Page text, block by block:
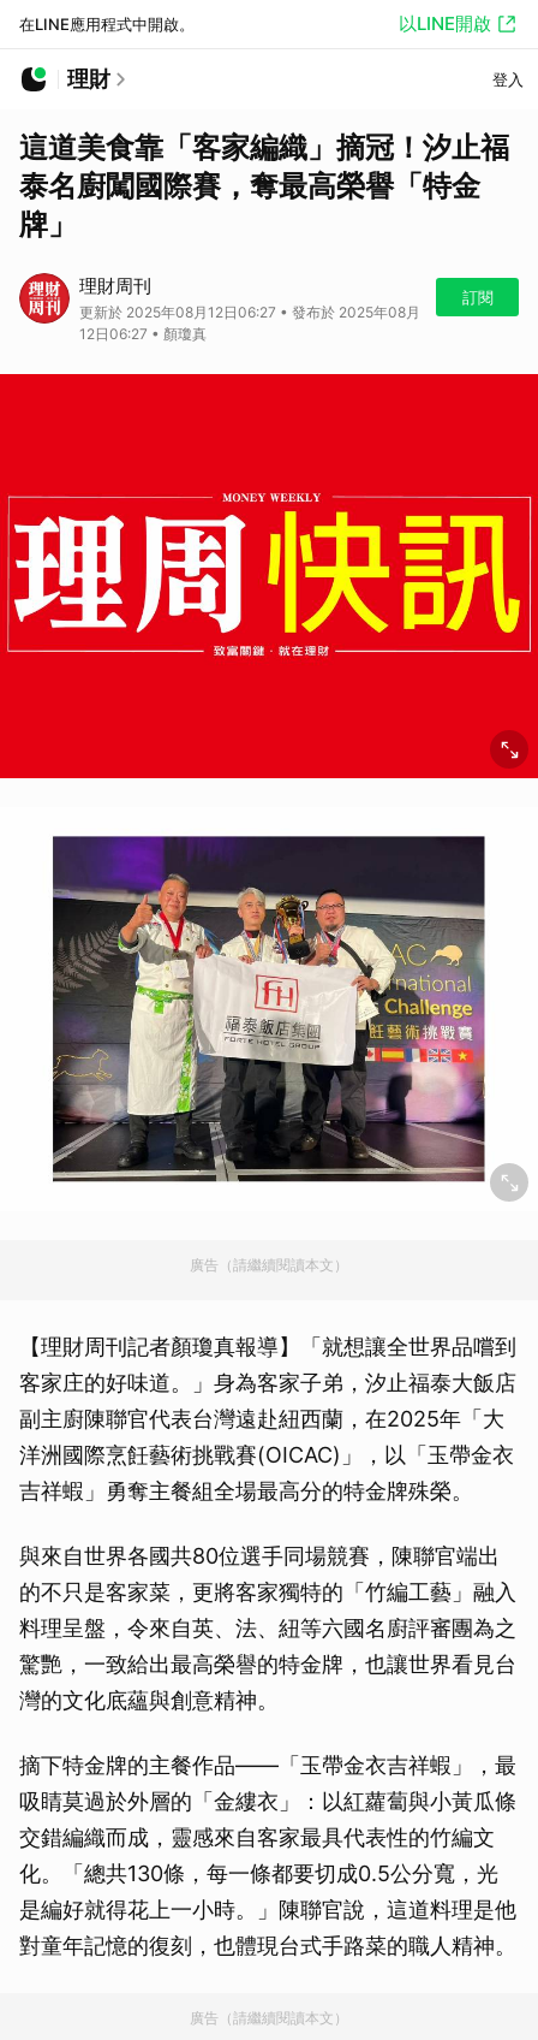
在LINE應用程式中開啟。 以LINE開啟
理財 登入
這道美食靠「客家編織」摘冠！汐止福
泰名廚闖國際賽，奪最高榮譽「特金
牌」
理財周刊
更新於 2025年08月12日06:27 • 發布於 2025年08月
12日06:27 • 顏瓊真
訂閱
廣告（請繼續閱讀本文）
【理財周刊記者顏瓊真報導】「就想讓全世界品嚐到
客家庄的好味道。」身為客家子弟，汐止福泰大飯店
副主廚陳聯官代表台灣遠赴紐西蘭，在2025年「大
洋洲國際烹飪藝術挑戰賽(OICAC)」，以「玉帶金衣
吉祥蝦」勇奪主餐組全場最高分的特金牌殊榮。
與來自世界各國共80位選手同場競賽，陳聯官端出
的不只是客家菜，更將客家獨特的「竹編工藝」融入
料理呈盤，令來自英、法、紐等六國名廚評審團為之
驚艷，一致給出最高榮譽的特金牌，也讓世界看見台
灣的文化底蘊與創意精神。
摘下特金牌的主餐作品——「玉帶金衣吉祥蝦」，最
吸睛莫過於外層的「金縷衣」：以紅蘿蔔與小黃瓜條
交錯編織而成，靈感來自客家最具代表性的竹編文
化。「總共130條，每一條都要切成0.5公分寬，光
是編好就得花上一小時。」陳聯官說，這道料理是他
對童年記憶的復刻，也體現台式手路菜的職人精神。
廣告（請繼續閱讀本文）